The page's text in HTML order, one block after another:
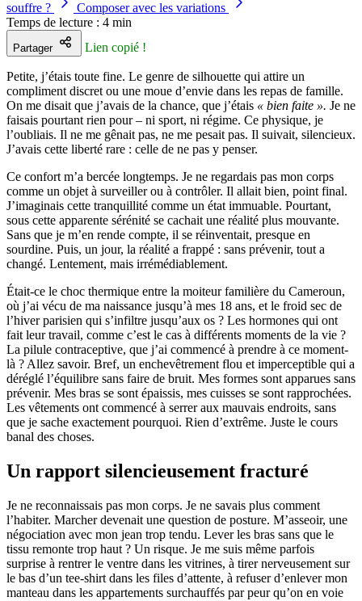
souffre ?
Composer avec les variations
Temps de lecture : 4 min
Partager Lien copié !
Petite, j’étais toute fine. Le genre de silhouette qui attire un
compliment discret ou une moue d’envie dans les repas de famille.
On me disait que j’avais de la chance, que j’étais « bien faite ». Je ne
faisais pourtant rien pour– ni sport, ni régime. Ce physique, je
l’oubliais. Il ne me gênait pas, ne me pesait pas. Il suivait, silencieux.
J’avais cette liberté rare : celle de ne pas y penser.
Ce confort m’a bercée longtemps. Je ne regardais pas mon corps
comme un objet à surveiller ou à contrôler. Il allait bien, point final.
J’imaginais cette tranquillité comme un état immuable. Pourtant,
sous cette apparente sérénité se cachait une réalité plus mouvante.
Sans que je m’en rende compte, il se réinventait, presque en
sourdine. Puis, un jour, la réalité a frappé : sans prévenir, tout a
changé. Lentement, mais irrémédiablement.
Était-ce le choc thermique entre la moiteur familière du Cameroun,
où j’ai vécu de ma naissance jusqu’à mes 18 ans, et le froid sec de
l’hiver parisien qui s’infiltre jusqu’aux os ? Les hormones qui ont
fait leur travail, comme c’est le cas à différents moments de la vie ?
La pilule contraceptive, que j’ai commencé à prendre à ce moment-
là ? Allez savoir. Bref, un enchevêtrement flou et imperceptible qui a
déréglé l’équilibre sans faire de bruit. Mes formes sont apparues sans
prévenir. Mes bras se sont épaissis, mes cuisses se sont rapprochées.
Les vêtements ont commencé à serrer aux mauvais endroits, sans
que je sache exactement pourquoi. Rien d’extrême. Juste le cours
banal des choses.
Un rapport silencieusement fracturé
Je ne reconnaissais pas mon corps. Je ne savais plus comment
l’habiter. Marcher devenait une question de posture. M’asseoir, une
négociation avec mon jean trop tendu. Lever les bras sans que le
tissu remonte trop haut ? Un risque. Je me suis même parfois
surprise à rentrer le ventre dans les vitrines, à tirer nerveusement sur
le bas d’un tee-shirt dans les files d’attente, à refuser d’enlever mon
manteau dans les appartements surchauffés par peur qu’on en voie